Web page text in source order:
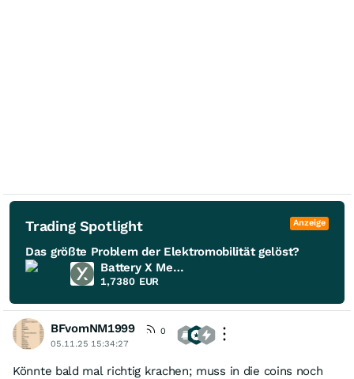
Trading Spotlight Anzeige
Das größte Problem der Elektromobilität gelöst?
Battery X Metals
1,7380 EUR
BFvomNM1999
0
05.11.25 15:34:27
Könnte bald mal richtig krachen; muss in die coins noch